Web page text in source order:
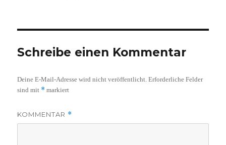
Schreibe einen Kommentar
Deine E-Mail-Adresse wird nicht veröffentlicht. Erforderliche Felder
sind mit * markiert
KOMMENTAR *